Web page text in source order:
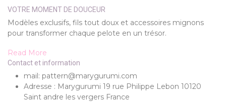
VOTRE MOMENT DE DOUCEUR
Modèles exclusifs, fils tout doux et accessoires mignons
pour transformer chaque pelote en un trésor.
Read More
Contact et information
mail: pattern@marygurumi.com
Adresse : Marygurumi 19 rue Philippe Lebon 10120
Saint andre les vergers France